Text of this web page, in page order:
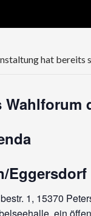
hat bereits
Wahlforum
Eggersdorf
1, 15370